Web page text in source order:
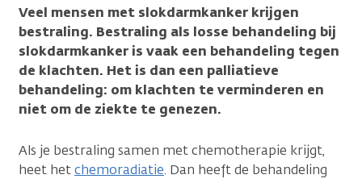
Veel mensen met slokdarmkanker krijgen
bestraling. Bestraling als losse behandeling bij
slokdarmkanker is vaak een behandeling tegen
de klachten. Het is dan een palliatieve
behandeling: om klachten te verminderen en
niet om de ziekte te genezen.
Als je bestraling samen met chemotherapie krijgt,
heet hetchemoradiatie. Dan heeft de behandeling